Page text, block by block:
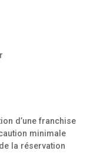
d’une franchise
minimale
la réservation